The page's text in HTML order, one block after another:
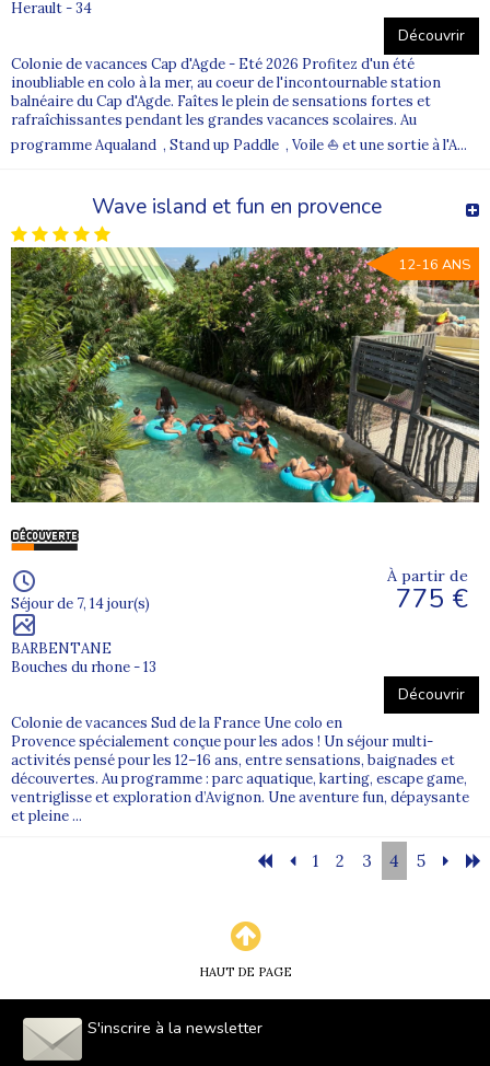
Herault - 34
Découvrir
Colonie de vacances Cap d'Agde - Eté 2026 Profitez d'un été
inoubliable en colo à la mer, au coeur de l'incontournable station
balnéaire du Cap d'Agde. Faîtes le plein de sensations fortes et
rafraîchissantes pendant les grandes vacances scolaires. Au
programme Aqualand , Stand up Paddle , Voile ⛵ et une sortie à l'A...
Wave island et fun en provence
12-16 ANS
Séjour de 7, 14 jour(s)
BARBENTANE
Bouches du rhone - 13
À partir de
775 €
Découvrir
Colonie de vacances Sud de la France Une colo en
Provence spécialement conçue pour les ados ! Un séjour multi-
activités pensé pour les 12–16 ans, entre sensations, baignades et
découvertes. Au programme : parc aquatique, karting, escape game,
ventriglisse et exploration d’Avignon. Une aventure fun, dépaysante
et pleine ...
1 2 3 4 5
HAUT DE PAGE
S'inscrire à la newsletter